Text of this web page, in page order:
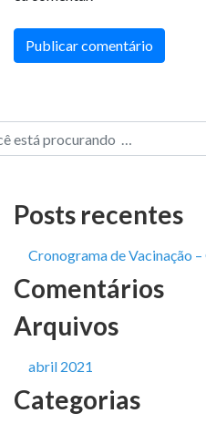
Posts recentes
Cronograma de Vacinação
Comentários
Arquivos
abril 2021
Categorias